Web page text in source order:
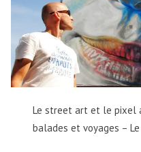
Le street art et le pixel
balades et voyages –